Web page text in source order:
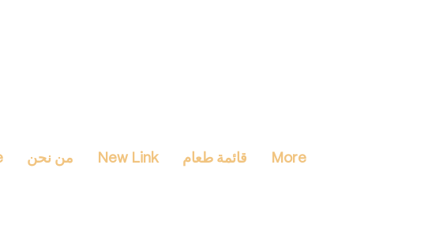
من نحن New Link قائمة طعام More